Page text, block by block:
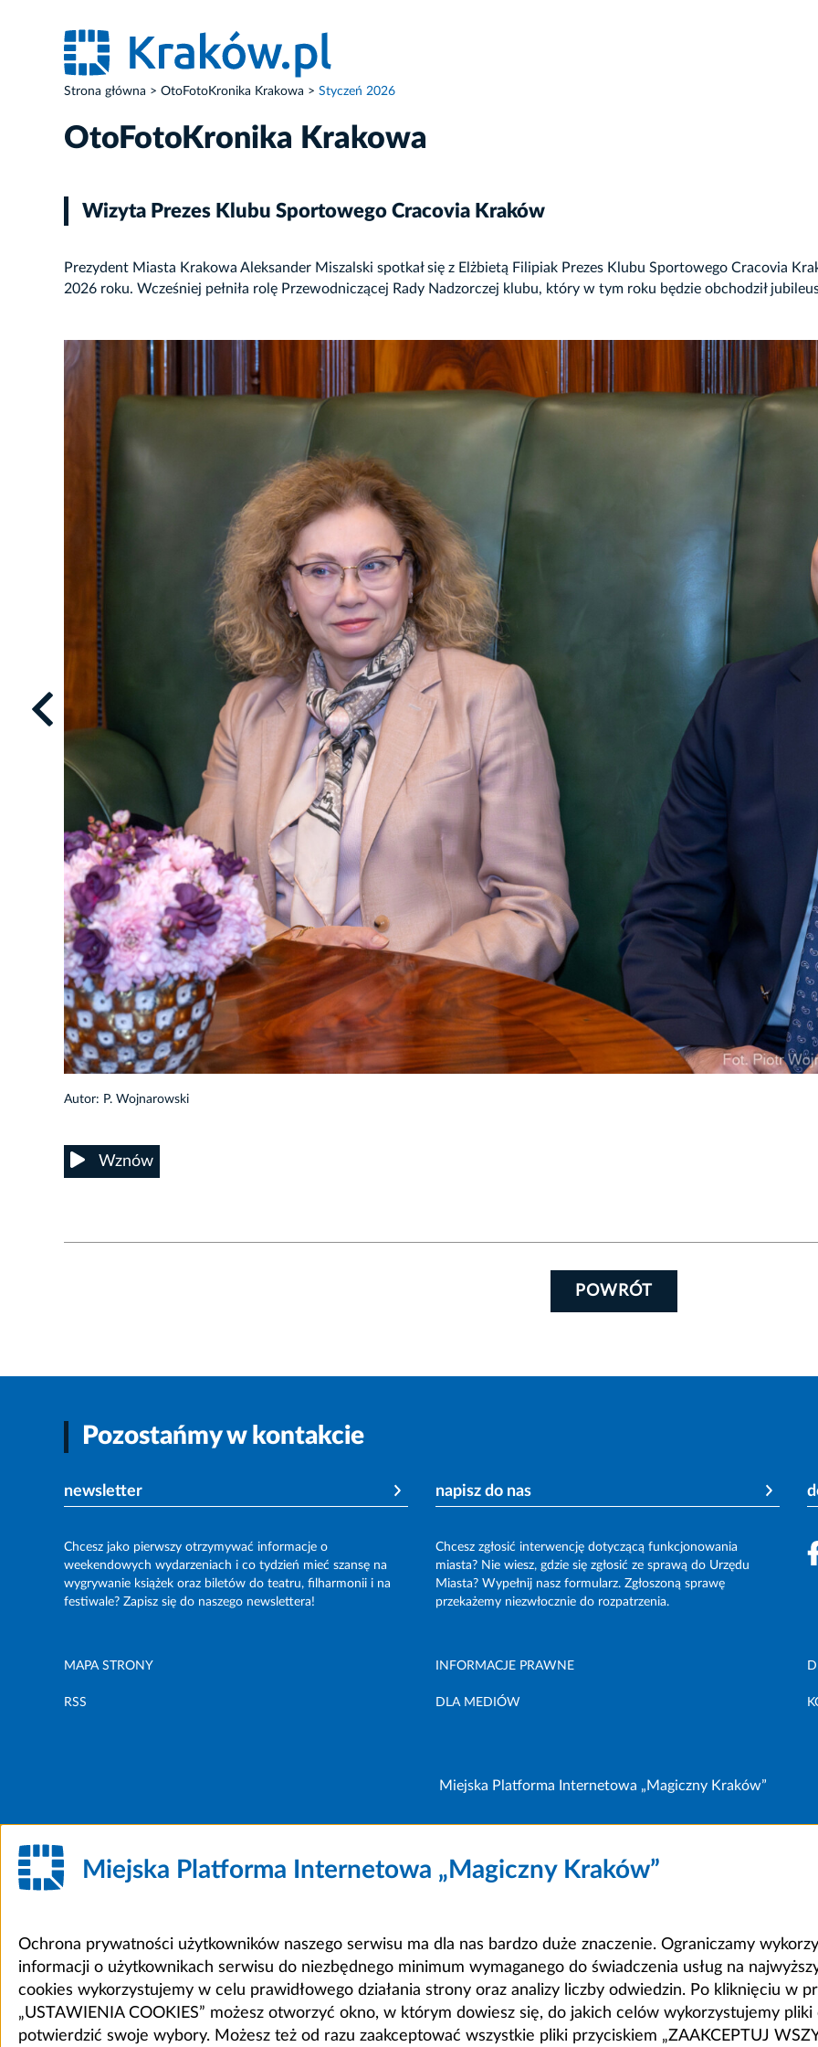
Strona główna OtoFotoKronika Krakowa Styczeń 2026
OtoFotoKronika Krakowa
Wizyta Prezes Klubu Sportowego Cracovia Kraków
Prezydent Miasta Krakowa Aleksander Miszalski spotkał się z Elżbietą Filipiak Prezes Klubu Sportowego Cracovia
2026 roku. Wcześniej pełniła rolę Przewodniczącej Rady Nadzorczej klubu, który w tym roku będzie obchodził
Autor: P. Wojnarowski
Wznów
POWRÓT
Pozostańmy w kontakcie
newsletter
Chcesz jako pierwszy otrzymywać informacje o
weekendowych wydarzeniach i co tydzień mieć szansę na
wygrywanie książek oraz biletów do teatru, filharmonii i na
festiwale? Zapisz się do naszego newslettera!
napisz do nas
Chcesz zgłosić interwencję dotyczącą funkcjonowania
miasta? Nie wiesz, gdzie się zgłosić ze sprawą do Urzędu
Miasta? Wypełnij nasz formularz. Zgłoszoną sprawę
przekażemy niezwłocznie do rozpatrzenia.
MAPA STRONY INFORMACJE PRAWNE
RSS DLA MEDIÓW
Miejska Platforma Internetowa „Magiczny Kraków”
Miejska Platforma Internetowa „Magiczny Kraków”
Ochrona prywatności użytkowników naszego serwisu ma dla nas bardzo duże znaczenie. Ograniczamy
informacji o użytkownikach serwisu do niezbędnego minimum wymaganego do świadczenia usług na
cookies wykorzystujemy w celu prawidłowego działania strony oraz analizy liczby odwiedzin. Po kliknięciu w
„USTAWIENIA COOKIES” możesz otworzyć okno, w którym dowiesz się, do jakich celów wykorzystujemy pliki
potwierdzić swoje wybory. Możesz też od razu zaakceptować wszystkie pliki przyciskiem „ZAAKCEPTUJ